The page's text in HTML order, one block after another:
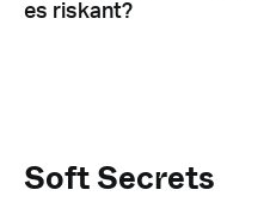
es riskant?
Soft Secrets